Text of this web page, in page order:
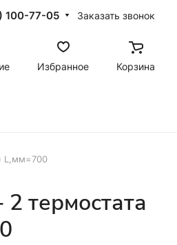
100-77-05 Заказать звонок
Избранное Корзина
L,мм=700
термостата